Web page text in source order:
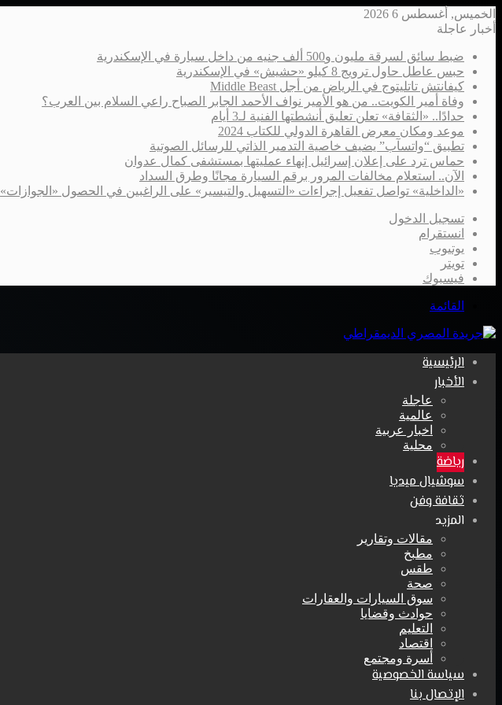
الخميس, أغسطس 6 2026
أخبار عاجلة
ضبط سائق لسرقة مليون و500 ألف جنيه من داخل سيارة في الإسكندرية
حبس عاطل حاول ترويج 8 كيلو «حشيش» في الإسكندرية
كيفانتش تاتليتوج في الرياض من أجل Middle Beast
وفاة أمير الكويت.. من هو الأمير نواف الأحمد الجابر الصباح راعي السلام بين العرب؟
حدادًا.. «الثقافة» تعلن تعليق أنشطتها الفنية لـ3 أيام
موعد ومكان معرض القاهرة الدولي للكتاب 2024
تطبيق “واتسآب” يضيف خاصية التدمير الذاتي للرسائل الصوتية
حماس ترد على إعلان إسرائيل إنهاء عمليتها بمستشفى كمال عدوان
الآن.. استعلام مخالفات المرور برقم السيارة مجانًا وطرق السداد
«الداخلية» تواصل تفعيل إجراءات «التسهيل والتيسير» على الراغبين في الحصول «الجوازات»
تسجيل الدخول
انستقرام
يوتيوب
تويتر
فيسبوك
القائمة
الرئيسية
الأخبار
عاجلة
عالمية
اخبار عربية
محلية
رياضة
سوشيال ميديا
ثقافة وفن
المزيد
مقالات وتقارير
مطبخ
طقس
صحة
سوق السيارات والعقارات
حوادث وقضايا
التعليم
اقتصاد
أسرة ومجتمع
سياسة الخصوصية
الإتصال بنا